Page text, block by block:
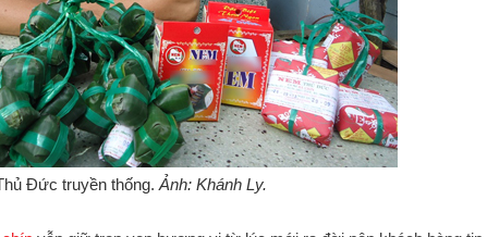
Đức truyền thống. Ảnh: Khánh Ly.